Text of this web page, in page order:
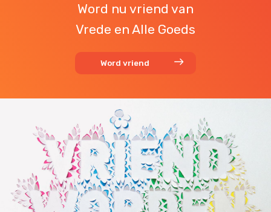
Word nu vriend van
Vrede en Alle Goeds
Word vriend